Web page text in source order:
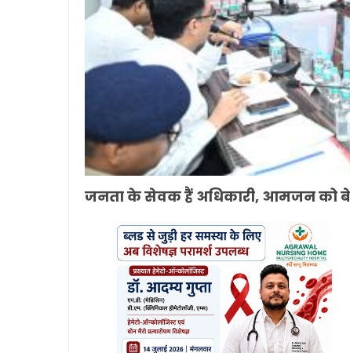
जनता के सेवक हैं अधिकारी, आमजन को